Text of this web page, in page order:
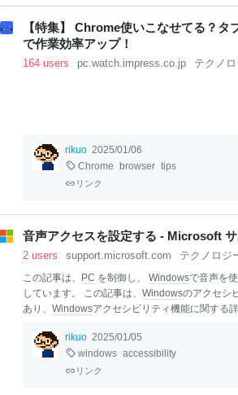
【特集】 Chrome使いこなせてる？タ
で作業効率アップ！
164 users pc.watch.impress.co.jp テクノ
rikuo 2025/01/06
Chrome
browser tips
リンク
音声アクセスを設定する - Microsoft サ
2 users support.microsoft.com テクノロジ
この記事は、 PC を制御し、 Windowsで音声を
しています。 この記事は、 Windowsのアクセシ
あり、 Windowsアクセシビリティ機能に関する
セットアップを完了するには、インターネット
覧については、音声アクセス コマンド リストに
の機能です。この機能を使用すると、すべての
rikuo 2025/01/05
windows accessibility
リンク